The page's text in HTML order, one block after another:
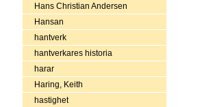
Hans Christian Andersen
Hansan
hantverk
hantverkares historia
harar
Haring, Keith
hastighet